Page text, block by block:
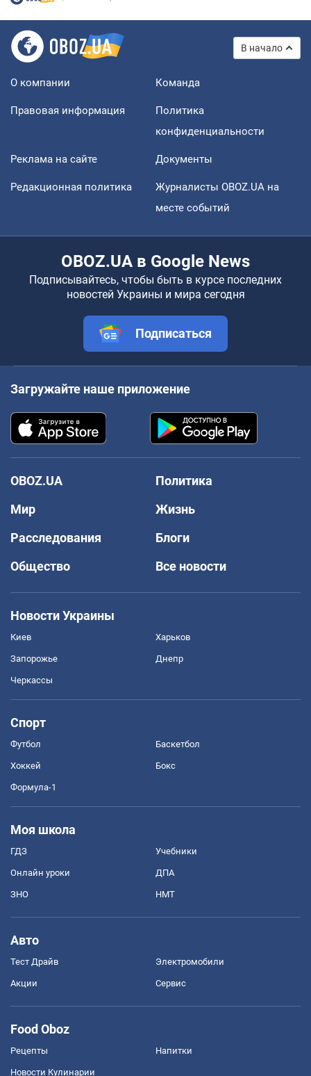
В начало
О компании Команда
Правовая информация
Политика
конфиденциальности
Реклама на сайте Документы
Редакционная политика
Журналисты OBOZ.UA на
месте событий
OBOZ.UA в Google News
Подписывайтесь, чтобы быть в курсе последних
новостей Украины и мира сегодня
Подписаться
Загружайте наше приложение
OBOZ.UA
Политика
Мир
Жизнь
Расследования
Блоги
Общество
Все новости
Новости Украины
Киев Харьков
Запорожье Днепр
Черкассы
Спорт
Футбол Баскетбол
Хоккей Бокс
Формула-1
Моя школа
ГДЗ Учебники
Онлайн уроки ДПА
ЗНО НМТ
Авто
Тест Драйв Электромобили
Акции Сервис
Food Oboz
Рецепты Напитки
Новости Кулинарии